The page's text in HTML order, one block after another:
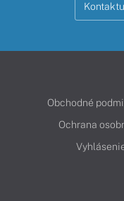
Obchodné
Ochrana